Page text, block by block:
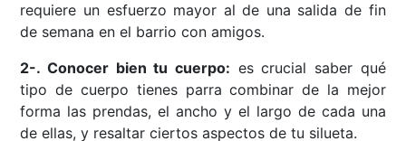
requiere un esfuerzo mayor al de una salida de fin
de semana en el barrio con amigos.
2-. Conocer bien tu cuerpo: es crucial saber qué
tipo de cuerpo tienes parra combinar de la mejor
forma las prendas, el ancho y el largo de cada una
de ellas, y resaltar ciertos aspectos de tu silueta.